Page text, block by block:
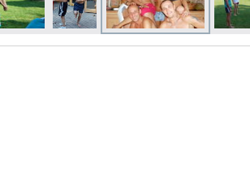
Печать в течение 1 часа в Риге –